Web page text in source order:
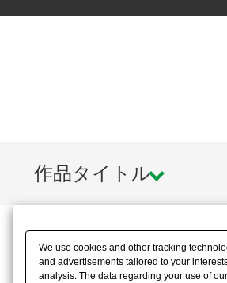
作品タイトル
We use cookies and other tracking
and advertisements tailored to your
analysis. The data regarding your use of